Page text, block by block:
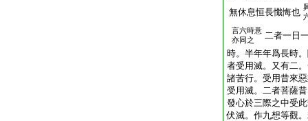
無休息恒長懺悔也
言六時意
亦同之
二者一日
時。半年年爲長時
者受用滅。又有二
諸苦行。受用昔來
受用滅。二者菩薩
發心於三際之中受
伏滅。作九想等觀